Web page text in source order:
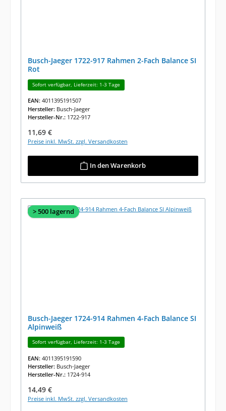
Busch-Jaeger 1722-917 Rahmen 2-Fach Balance SI
Rot
Sofort verfügbar, Lieferzeit: 1-3 Tage
EAN: 4011395191507
Hersteller: Busch-Jaeger
Hersteller-Nr.: 1722-917
Regulärer Preis:
11,69 €
Preise inkl. MwSt. zzgl. Versandkosten
In den Warenkorb
> 500 lagernd
Busch-Jaeger 1724-914 Rahmen 4-Fach Balance SI
Alpinweiß
Sofort verfügbar, Lieferzeit: 1-3 Tage
EAN: 4011395191590
Hersteller: Busch-Jaeger
Hersteller-Nr.: 1724-914
Regulärer Preis:
14,49 €
Preise inkl. MwSt. zzgl. Versandkosten